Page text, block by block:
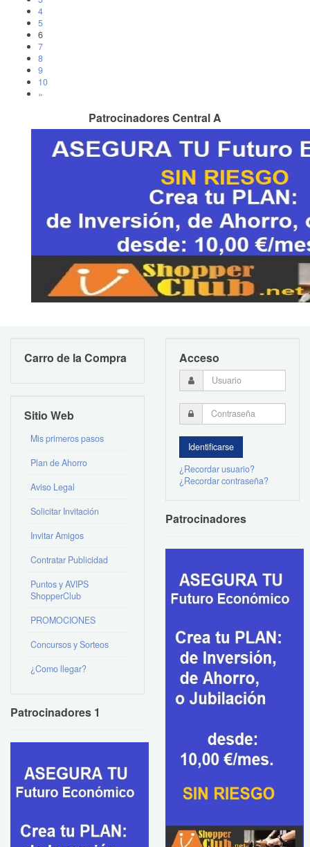
4
5
6
7
8
9
10
»
Patrocinadores Central A
Carro de la Compra
Sitio Web
Mis primeros pasos
Plan de Ahorro
Aviso Legal
Solicitar Invitación
Invitar Amigos
Contratar Publicidad
Puntos y AVIPS
ShopperClub
PROMOCIONES
Concursos y Sorteos
¿Como llegar?
Patrocinadores 1
Acceso
¿Recordar usuario?
¿Recordar contraseña?
Patrocinadores